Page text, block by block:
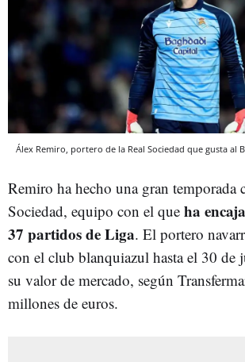
Álex Remiro, portero de la Real Sociedad que gusta al
Remiro ha hecho una gran temporada
Sociedad, equipo con el que ha
37 partidos de Liga. El portero
con el club blanquiazul hasta el 30 de
su valor de mercado, según
millones de euros.